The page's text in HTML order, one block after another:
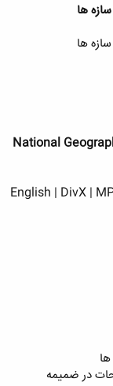
(National
English | DivX |
در ضميمه​